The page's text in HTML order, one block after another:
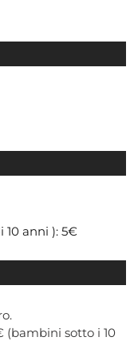
anni ): 5€
(bambini sotto i 10